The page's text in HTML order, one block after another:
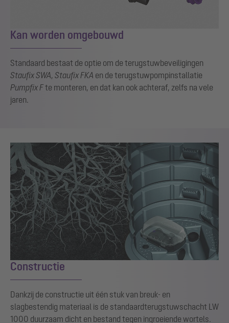
Kan worden omgebouwd
Standaard bestaat de optie om de terugstuwbeveiligingen
Staufix SWA, Staufix FKA en de terugstuwpompinstallatie
Pumpfix Fte monteren, en dat kan ook achteraf, zelfs na vele
jaren.
Constructie
Dankzij de constructie uit één stuk van breuk- en
slagbestendig materiaal is de standaardterugstuwschacht LW
1000 duurzaam dicht en bestand tegen ingroeiende wortels.